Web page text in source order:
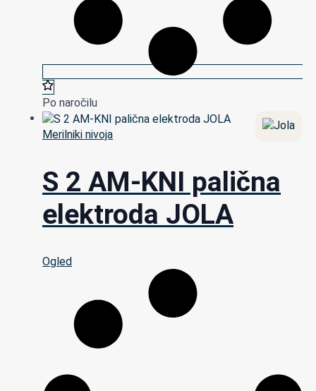
Po naročilu
Merilniki nivoja
S 2 AM-KNI palična
elektroda JOLA
Ogled